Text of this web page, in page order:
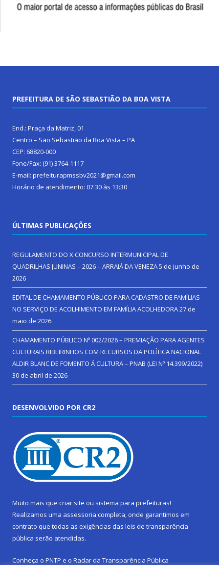
PREFEITURA DE SÃO SEBASTIÃO DA BOA VISTA
End.: Praça da Matriz, 01
Centro – São Sebastião da Boa Vista – PA
CEP: 68820-000
Fone/Fax: (91) 3764-1117
E-mail: prefeiturapmssbv2021@gmail.com
Horário de atendimento: 07:30 às 13:30
ÚLTIMAS PUBLICAÇÕES
REGULAMENTO DO X CONCURSO INTERMUNICIPAL DE
QUADRILHAS JUNINAS – 2026 – ARRAIÁ DA VENEZA5 de junho de
2026
EDITAL DE CHAMAMENTO PÚBLICO PARA CADASTRO DE FAMÍLIAS
NO SERVIÇO DE ACOLHIMENTO EM FAMÍLIA ACOLHEDORA27 de
maio de 2026
CHAMAMENTO PÚBLICO Nº 002/2026 – PREMIAÇÃO PARA AGENTES
CULTURAIS RIBEIRINHOS COM RECURSOS DA POLÍTICA NACIONAL
ALDIR BLANC DE FOMENTO Á CULTURA – PNAB (LEI Nº 14.399/2022)
30 de abril de 2026
DESENVOLVIDO POR CR2
Muito mais que criar site ou sistema para prefeituras!
Realizamos uma assessoria completa, onde garantimos em
contrato que todas as exigências das leis de transparência
pública serão atendidas.
Conheça o PNTP e o Radar da Transparência Pública